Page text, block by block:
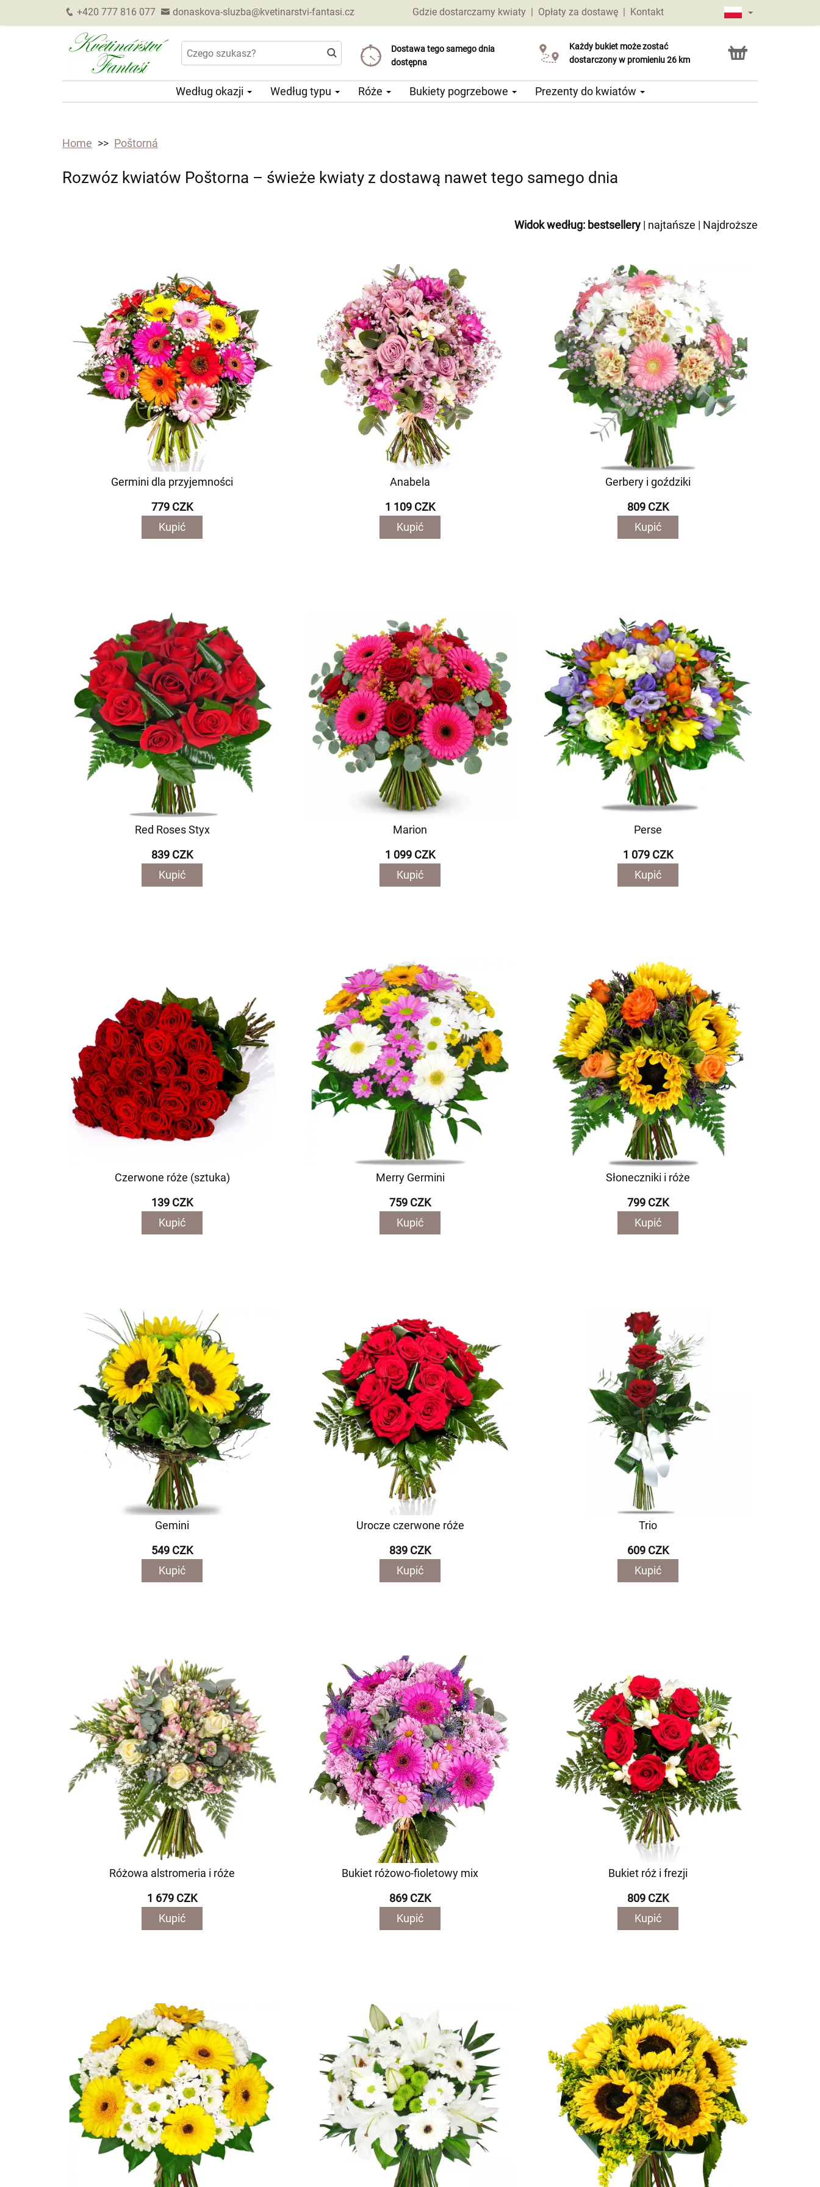
+420 777 816 077 donaskova-sluzba@kvetinarstvi-fantasi.cz Gdzie dostarczamy kwiaty | Opłaty za dostawę | Kontakt
Dostawa tego samego dnia
dostępna
Koszt dostawy już od 69 CZK
Wybierz datę dostawy
Każdy bukiet może zostać
dostarczony w promieniu 26 km
Usługa Click & Collect
Według okazji Według typu Róże Bukiety pogrzebowe Prezenty do kwiatów
Home Poštorná
Rozwóz kwiatów Poštorna – świeże kwiaty z dostawą nawet tego samego dnia
Widok według: bestsellery | najtańsze | Najdroższe
Germini dla przyjemności
779 CZK
Kupić
Anabela
1 109 CZK
Kupić
Gerbery i goździki
809 CZK
Kupić
Red Roses Styx
839 CZK
Kupić
Marion
1 099 CZK
Kupić
Perse
1 079 CZK
Kupić
Czerwone róże (sztuka)
139 CZK
Kupić
Merry Germini
759 CZK
Kupić
Słoneczniki i róże
799 CZK
Kupić
Gemini
549 CZK
Kupić
Urocze czerwone róże
839 CZK
Kupić
Trio
609 CZK
Kupić
Różowa alstromeria i róże
1 679 CZK
Kupić
Bukiet różowo-fioletowy mix
869 CZK
Kupić
Bukiet róż i frezji
809 CZK
Kupić